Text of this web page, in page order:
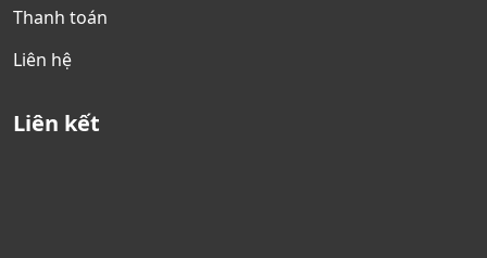
Thanh toán
Liên hệ
Liên kết